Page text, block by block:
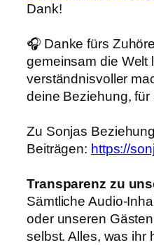
Dank!
🎧 Danke fürs
gemeinsam die Welt
verständnisvoller
deine Beziehung,
Zu Sonjas
Beiträgen: https://
Transparenz zu
Sämtliche Audio-
oder unseren
selbst. Alles, was ihr